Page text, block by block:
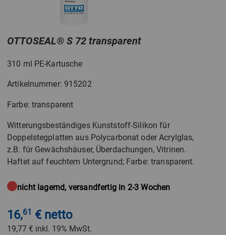
OTTOSEAL® S 72 transparent
310 ml PE-Kartusche
Artikelnummer: 915202
Farbe: transparent
Witterungsbeständiges Kunststoff-Silikon für
Doppelstegplatten aus Polycarbonat oder Acrylglas,
z.B. für Gewächshäuser, Überdachungen, Vitrinen.
Haftet auf feuchtem Untergrund; Farbe: transparent.
nicht lagernd, versandfertig in 2-3 Wochen
16,61 € netto
19,77 € inkl. 19% MwSt.